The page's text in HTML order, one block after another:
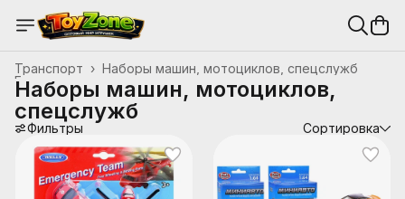
Наборы машин, мотоциклов, спецслужб
Транспорт ›
Главная
Наборы машин, мотоциклов,
спецслужб
Фильтры Сортировка